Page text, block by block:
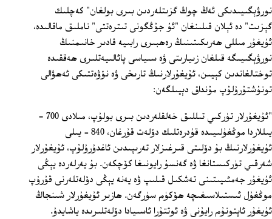
نورۋېگىيىدىكى ئەڭ چوڭ گزىتلەردىن بىرى بولغان" كەچلىك
گېزىت" دە ئېلان قىلىنغان "ئۇ جۇڭگونى تىترەتتى" ناملىق ماقالىدە،
ئۇيغۇر مىللى ھەرىكىتىنىڭ رەھبىرى رابىيە قادىر خانىمنىڭ
نورۋېگىيىگە قىلغان زىيارىتى ۋە سىياسى پائالىيەتلىرى ھەققىدە
توختالغاندىن كېيىن، ئۇيغۇرلارنىڭ تارىخى ۋە نۆۋەتتىكى ئەھۋالى
تونۇشتۇرۇلۇپ مۇنداق دېيىلگەن:
"ئۇيغۇرلار تۈركىي تىللىق خەلقلەردىن بىرى بولۇپ، مىلادى 700 -
يىللاردا موڭغۇلىيىدە قۇدرەتلىك دۆلەت قۇرغان، 840 – يىلى
ئۇيغۇرلارنىڭ بۇ دۆلىتى قىرغىزلار تەرىپىدىن ئاغدۇرۇلۇپ، ئۇيغۇرلار
شەرقىي تۈركىستانغا ۋە گەنسۇ رايونىغا كۆچكەن. بۇ يەرلەردە يېڭى
ئۇيغۇر جەمئىيىتىنى تەشكىل قىلىپ ۋە يەنە يېڭى دۆلەتلەرنى قۇرۇپ
موڭغۇل ئىستىلاسىغىچە ھۆكۈم سۈرگەن. ھازىر ئۇيغۇرلار شىنجاڭ
ئۇيغۇر ئاپتونۇم رايۇنى ۋە ئوتتۇرا ئاسىيادا دۆلەتلىرىدە ياشايدۇ.